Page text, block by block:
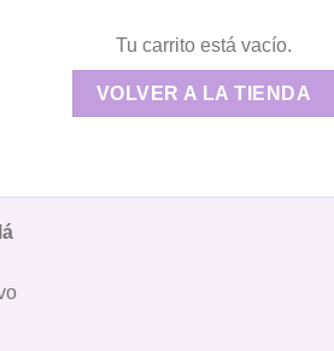
Tu carrito está vacío.
VOLVER A LA TIENDA